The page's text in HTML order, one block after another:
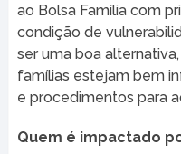
ao Bolsa Família com
condição de
ser uma boa
famílias estejam bem
e procedimentos para
Quem é impactado